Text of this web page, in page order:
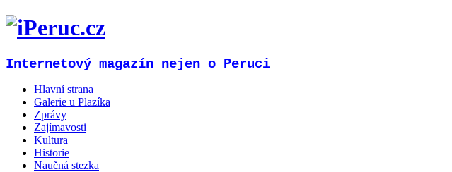
Internetový magazín nejen o Peruci
Hlavní strana
Galerie u Plazíka
Zprávy
Zajímavosti
Kultura
Historie
Naučná stezka